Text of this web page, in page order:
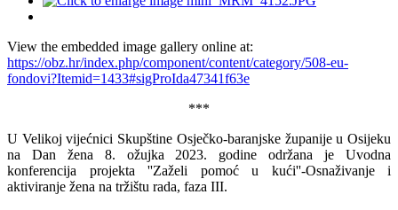
View the embedded image gallery online at:
https://obz.hr/index.php/component/content/category/508-eu-
fondovi?Itemid=1433#sigProIda47341f63e
***
U Velikoj vijećnici Skupštine Osječko-baranjske županije u Osijeku
na Dan žena 8. ožujka 2023. godine održana je Uvodna
konferencija projekta ''Zaželi pomoć u kući''-Osnaživanje i
aktiviranje žena na tržištu rada, faza III.